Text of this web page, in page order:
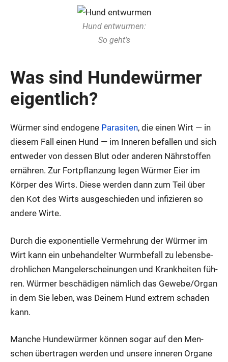
Hund ent­wur­men:
So geht’s
Was sind Hun­de­wür­mer
eigent­lich?
Wür­mer sind endo­ge­ne Para­si­ten, die einen Wirt — in
die­sem Fall einen Hund — im Inne­ren befal­len und sich
ent­we­der von des­sen Blut oder ande­ren Nähr­stof­fen
ernäh­ren. Zur Fort­pflan­zung legen Wür­mer Eier im
Kör­per des Wirts. Die­se wer­den dann zum Teil über
den Kot des Wirts aus­ge­schie­den und infi­zie­ren so
ande­re Wir­te.
Durch die expo­nen­ti­el­le Ver­meh­rung der Wür­mer im
Wirt kann ein unbe­han­del­ter Wurm­be­fall zu lebens­be­
droh­li­chen Man­gel­er­schei­nun­gen und Krank­hei­ten füh­
ren. Wür­mer beschä­di­gen näm­lich das Gewebe/Organ
in dem Sie leben, was Dei­nem Hund extrem scha­den
kann.
Man­che Hun­de­wür­mer kön­nen sogar auf den Men­
schen über­tra­gen wer­den und unse­re inne­ren Orga­ne